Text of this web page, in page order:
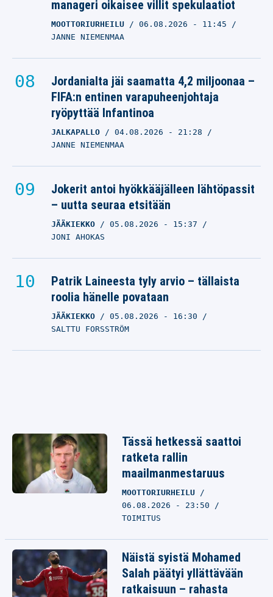
manageri oikaisee villit spekulaatiot
MOOTTORIURHEILU 06.08.2026 - 11:45
JANNE NIEMENMAA
Jordanialta jäi saamatta 4,2 miljoonaa –
FIFA:n entinen varapuheenjohtaja
ryöpyttää Infantinoa
JALKAPALLO 04.08.2026 - 21:28
JANNE NIEMENMAA
Jokerit antoi hyökkääjälleen lähtöpassit
– uutta seuraa etsitään
JÄÄKIEKKO 05.08.2026 - 15:37
JONI AHOKAS
Patrik Laineesta tyly arvio – tällaista
roolia hänelle povataan
JÄÄKIEKKO 05.08.2026 - 16:30
SALTTU FORSSTRÖM
Tässä hetkessä saattoi
ratketa rallin
maailmanmestaruus
MOOTTORIURHEILU
06.08.2026 - 23:50
TOIMITUS
Näistä syistä Mohamed
Salah päätyi yllättävään
ratkaisuun – rahasta